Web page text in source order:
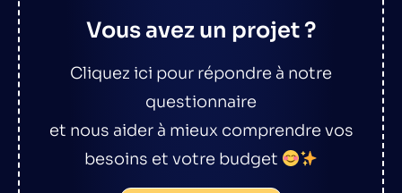
Vous avez un projet ?
Cliquez ici pour répondre à notre
questionnaire
et nous aider à mieux comprendre vos
besoins et votre budget